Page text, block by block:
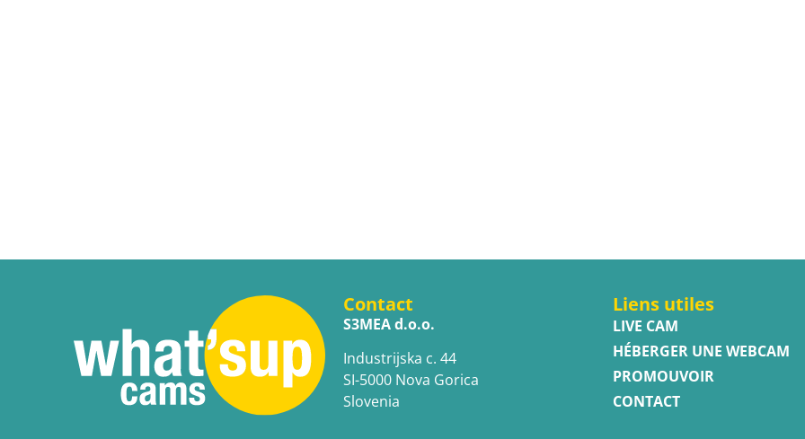
Contact
S3MEA d.o.o.
Industrijska c. 44
SI-5000 Nova Gorica
Slovenia
Liens utiles
LIVE CAM
HÉBERGER UNE WEBCAM
PROMOUVOIR
CONTACT